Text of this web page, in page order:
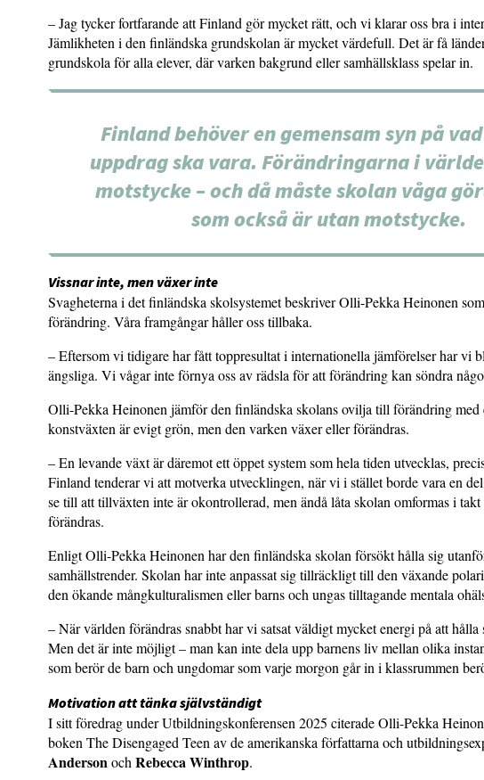
– Jag tycker fortfarande att Finland gör mycket rätt, och vi klarar oss bra i
Jämlikheten i den finländska grundskolan är mycket värdefull. Det är få
grundskola för alla elever, där varken bakgrund eller samhällsklass spelar in.
Finland behöver en gemensam syn på
uppdrag ska vara. Förändringarna i
motstycke – och då måste skolan våga
som också är utan motstycke.
Vissnar inte, men växer inte
Svagheterna i det finländska skolsystemet beskriver Olli-Pekka Heinonen
förändring. Våra framgångar håller oss tillbaka.
– Eftersom vi tidigare har fått toppresultat i internationella jämförelser har vi
ängsliga. Vi vågar inte förnya oss av rädsla för att förändring kan söndra
Olli-Pekka Heinonen jämför den finländska skolans ovilja till förändring med
konstväxten är evigt grön, men den varken växer eller förändras.
– En levande växt är däremot ett öppet system som hela tiden utvecklas,
Finland tenderar vi att motverka utvecklingen, när vi i stället borde vara en
se till att tillväxten inte är okontrollerad, men ändå låta skolan omformas i
förändras.
Enligt Olli-Pekka Heinonen har den finländska skolan försökt hålla sig
samhällstrender. Skolan har inte anpassat sig tillräckligt till den växande
den ökande mångkulturalismen eller barns och ungas tilltagande mentala
– När världen förändras snabbt har vi satsat väldigt mycket energi på att
Men det är inte möjligt – man kan inte dela upp barnens liv mellan olika
som berör de barn och ungdomar som varje morgon går in i klassrummen
Motivation att tänka självständigt
I sitt föredrag under Utbildningskonferensen 2025 citerade Olli-Pekka
boken The Disengaged Teen av de amerikanska författarna och
AndersonochRebecca Winthrop.